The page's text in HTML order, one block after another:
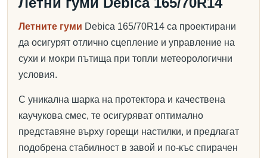
Летните гуми Debica 165/70R14 са проектирани
да осигурят отлично сцепление и управление на
сухи и мокри пътища при топли метеорологични
условия.
С уникална шарка на протектора и качествена
каучукова смес, те осигуряват оптимално
представяне върху горещи настилки, и предлагат
подобрена стабилност в завой и по-къс спирачен